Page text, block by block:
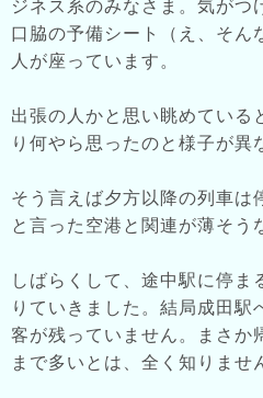
ジネス系のみなさま。気がつ
口脇の予備シート（え、そん
人が座っています。
出張の人かと思い眺めている
り何やら思ったのと様子が異
そう言えば夕方以降の列車は
と言った空港と関連が薄そう
しばらくして、途中駅に停ま
りていきました。結局成田駅
客が残っていません。まさか
まで多いとは、全く知りませ